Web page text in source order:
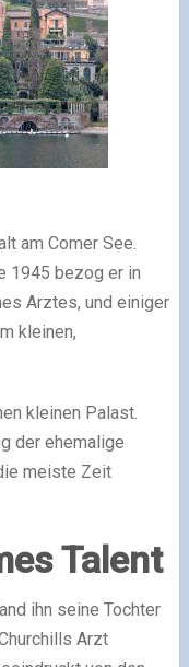
am Comer See.
1945 bezog er in
Arztes, und einiger
kleinen,
kleinen Palast.
der ehemalige
meiste Zeit
Talent
ihn seine Tochter
Arzt